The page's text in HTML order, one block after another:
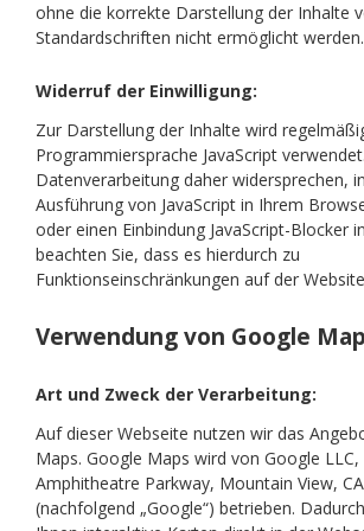
ohne die korrekte Darstellung der Inhalte
Standardschriften nicht ermöglicht werden.
Widerruf der Einwilligung:
Zur Darstellung der Inhalte wird
Programmiersprache JavaScript
Datenverarbeitung daher widersprechen,
Ausführung von JavaScript in Ihrem
oder einen Einbindung JavaScript-Blocker
beachten Sie, dass es hierdurch zu
Funktionseinschränkungen auf der
Verwendung von Google
Art und Zweck der Verarbeitung:
Auf dieser Webseite nutzen wir das
Maps. Google Maps wird von Google LLC,
Amphitheatre Parkway, Mountain View,
(nachfolgend „Google“) betrieben.